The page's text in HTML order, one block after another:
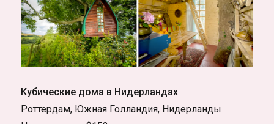
Кубические дома в Нидерландах
Роттердам, Южная Голландия, Нидерланды